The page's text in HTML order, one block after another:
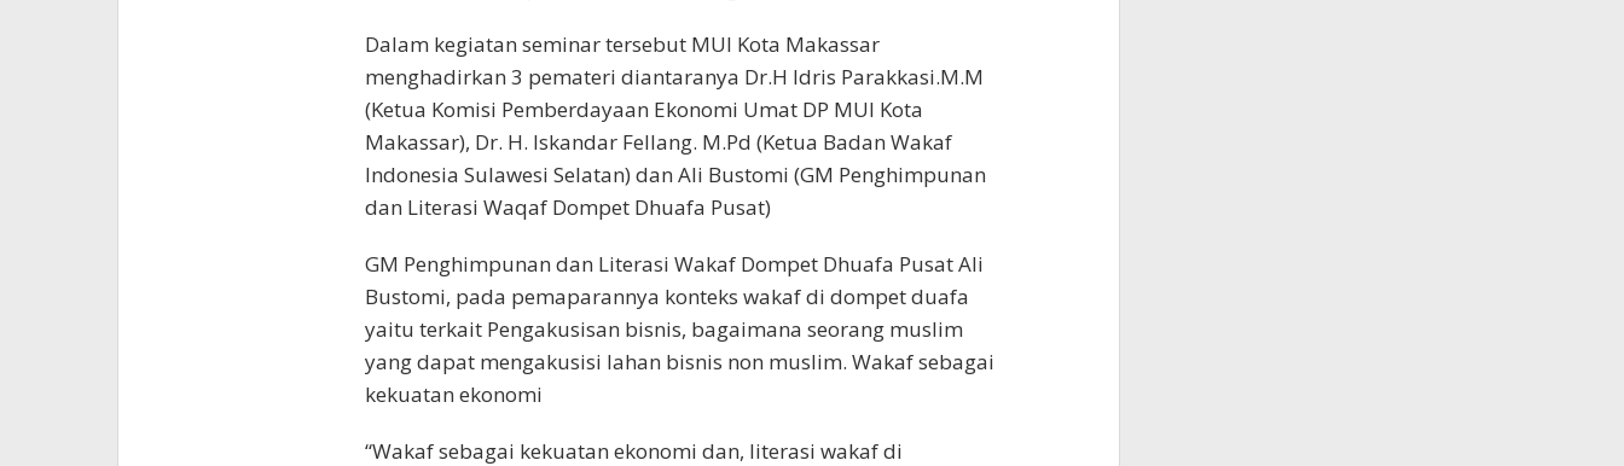
Dalam kegiatan seminar tersebut MUI Kota Makassar
menghadirkan 3 pemateri diantaranya Dr.H Idris Parakkasi.M.M
(Ketua Komisi Pemberdayaan Ekonomi Umat DP MUI Kota
Makassar), Dr. H. Iskandar Fellang. M.Pd (Ketua Badan Wakaf
Indonesia Sulawesi Selatan) dan Ali Bustomi (GM Penghimpunan
dan Literasi Waqaf Dompet Dhuafa Pusat)
GM Penghimpunan dan Literasi Wakaf Dompet Dhuafa Pusat Ali
Bustomi, pada pemaparannya konteks wakaf di dompet duafa
yaitu terkait Pengakusisan bisnis, bagaimana seorang muslim
yang dapat mengakusisi lahan bisnis non muslim. Wakaf sebagai
kekuatan ekonomi
“Wakaf sebagai kekuatan ekonomi dan, literasi wakaf di